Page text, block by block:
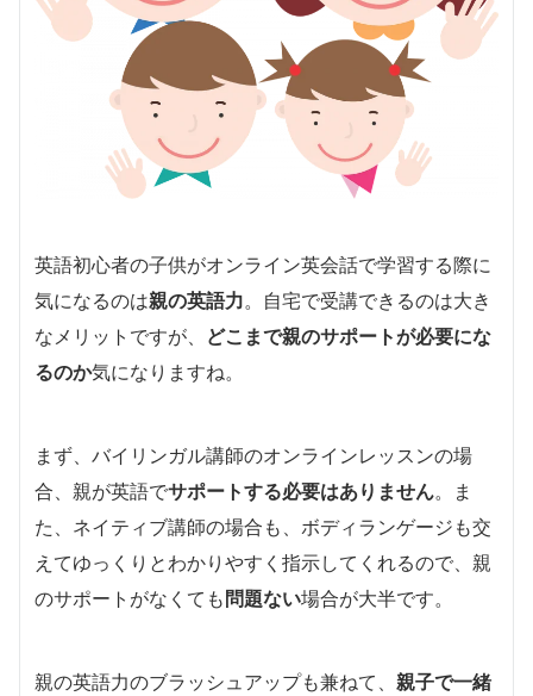
英語初心者の子供がオンライン英会話で学習する際に
気になるのは親の英語力。自宅で受講できるのは大き
なメリットですが、 どこまで親のサポートが必要にな
るのか気になりますね。
まず、バイリンガル講師のオンラインレッスンの場
合、親が英語でサポートする必要はありません。ま
た、ネイティブ講師の場合も、ボディランゲージも交
えてゆっくりとわかりやすく指示してくれるので、親
のサポートがなくても問題ない場合が大半です。
親の英語力のブラッシュアップも兼ねて、 親子で一緒